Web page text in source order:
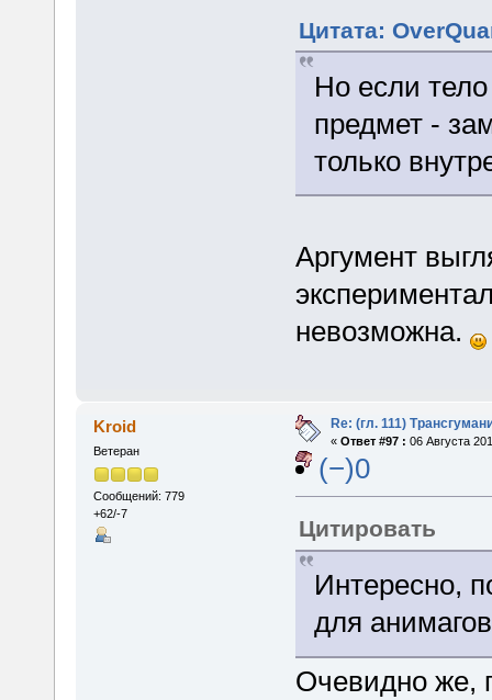
Цитата:
Но если
предмет -
только
Аргумент
невозможна.
Kroid
Ветеран
Сообщений: 779
+62/-7
Re: (гл. 111)
« Ответ #97 : 06 Августа
(−)0
Цитировать
Интересно,
для
Очевидно же,